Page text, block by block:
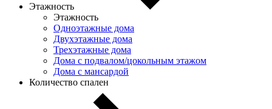
Этажность
Этажность
Одноэтажные дома
Двухэтажные дома
Трехэтажные дома
Дома с подвалом/цокольным этажом
Дома с мансардой
Количество спален